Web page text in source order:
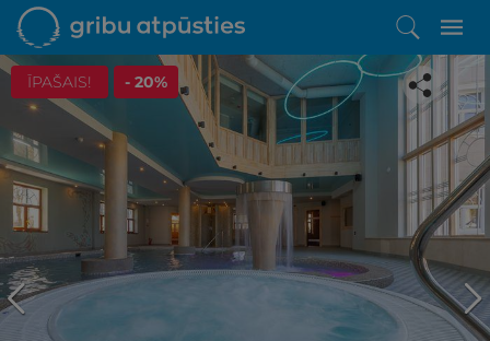
ĪPAŠAIS! - 20%
Iepatikās šis piedāvājums?
Līdz brīnišķīgai atpūtai atlikuši tikai daži soļi